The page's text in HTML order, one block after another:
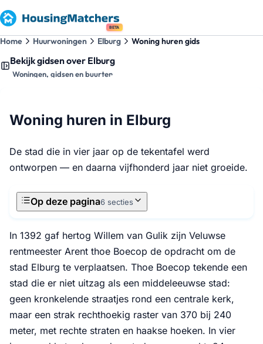
BETA
Home Huurwoningen Elburg Woning huren gids
Bekijk gidsen over Elburg
Woningen, gidsen en buurten
Woning huren in Elburg
De stad die in vier jaar op de tekentafel werd
ontworpen — en daarna vijfhonderd jaar niet groeide.
Op deze pagina6 secties
In 1392 gaf hertog Willem van Gulik zijn Veluwse
rentmeester Arent thoe Boecop de opdracht om de
stad Elburg te verplaatsen. Thoe Boecop tekende een
stad die er niet uitzag als een middeleeuwse stad:
geen kronkelende straatjes rond een centrale kerk,
maar een strak rechthoekig raster van 370 bij 240
meter, met rechte straten en haakse hoeken. In vier